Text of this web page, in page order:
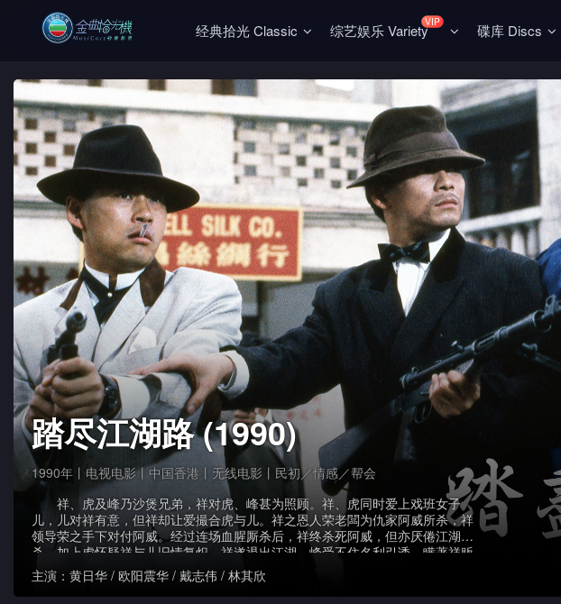
经典拾光 Classic 综艺娱乐 VarietyVIP 碟库 Discs
踏尽江湖路 (1990)
1990年丨电视电影丨中国香港丨无线电影丨民初／情感／帮会
祥、虎及峰乃沙煲兄弟，祥对虎、峰甚为照顾。祥、虎同时爱上戏班女子
儿，儿对祥有意，但祥却让爱撮合虎与儿。祥之恩人荣老闆为仇家阿威所杀，祥
领导荣之手下对付阿威。经过连场血腥厮杀后，祥终杀死阿威，但亦厌倦江湖仇
杀，加上虎怀疑祥与儿旧情复炽，祥遂退出江湖。峰受不住名利引诱，瞒著祥贩
卖毒品，为虎发现，峰辣手杀虎灭口，儿查出真相，向祥求助。祥重出江湖，但
峰势...
主演： 黄日华 / 欧阳震华 / 戴志伟 / 林其欣